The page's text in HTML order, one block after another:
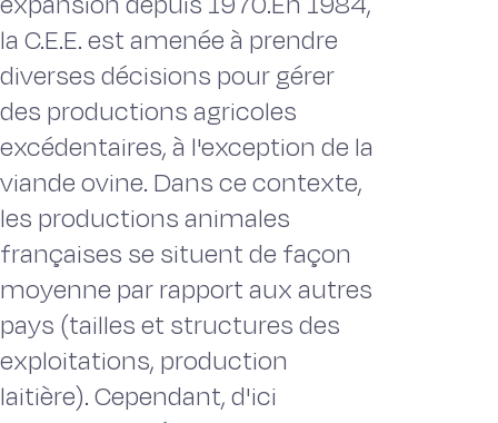
la C.E.E. est amenée à prendre
diverses décisions pour gérer
des productions agricoles
excédentaires, à l'exception de la
viande ovine. Dans ce contexte,
les productions animales
françaises se situent de façon
moyenne par rapport aux autres
pays (tailles et structures des
exploitations, production
laitière). Cependant, d'ici